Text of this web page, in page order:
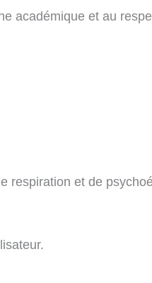
académique et au
respiration et de